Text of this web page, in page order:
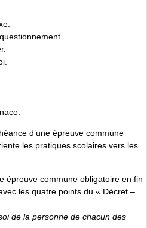
d’une épreuve commune
les pratiques scolaires vers les
épreuve commune obligatoire en fin
les quatre points du « Décret –
de la personne de chacun des